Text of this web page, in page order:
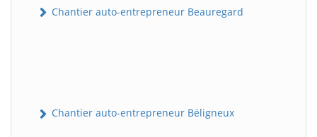
Chantier auto-entrepreneur Beauregard
Chantier auto-entrepreneur Béligneux